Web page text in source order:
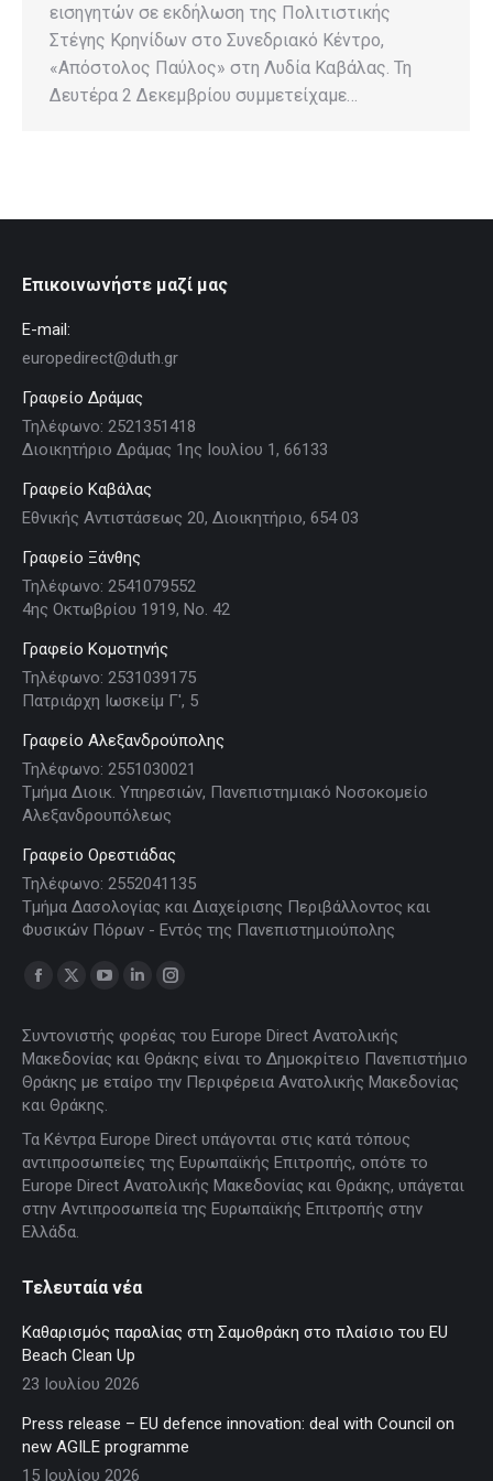
εισηγητών σε εκδήλωση της Πολιτιστικής
Στέγης Κρηνίδων στο Συνεδριακό Κέντρο,
«Απόστολος Παύλος» στη Λυδία Καβάλας. Τη
Δευτέρα 2 Δεκεμβρίου συμμετείχαμε…
Επικοινωνήστε μαζί μας
E-mail:
europedirect@duth.gr
Γραφείο Δράμας
Τηλέφωνο: 2521351418
Διοικητήριο Δράμας 1ης Ιουλίου 1, 66133
Γραφείο Καβάλας
Εθνικής Αντιστάσεως 20, Διοικητήριο, 654 03
Γραφείο Ξάνθης
Τηλέφωνο: 2541079552
4ης Οκτωβρίου 1919, Νο. 42
Γραφείο Κομοτηνής
Τηλέφωνο: 2531039175
Πατριάρχη Ιωσκείμ Γ', 5
Γραφείο Αλεξανδρούπολης
Τηλέφωνο: 2551030021
Τμήμα Διοικ. Υπηρεσιών, Πανεπιστημιακό Νοσοκομείο
Αλεξανδρουπόλεως
Γραφείο Ορεστιάδας
Τηλέφωνο: 2552041135
Τμήμα Δασολογίας και Διαχείρισης Περιβάλλοντος και
Φυσικών Πόρων - Εντός της Πανεπιστημιούπολης
Find us on:
Facebook
opens
in
new
window
X
opens
new
window
YouTube
opens
in
new
window
Linkedin
opens
window
Instagram
opens
window
Συντονιστής φορέας του Europe Direct Ανατολικής
Μακεδονίας και Θράκης είναι το Δημοκρίτειο Πανεπιστήμιο
Θράκης με εταίρο την Περιφέρεια Ανατολικής Μακεδονίας
και Θράκης.
Τα Κέντρα Europe Direct υπάγονται στις κατά τόπους
αντιπροσωπείες της Ευρωπαϊκής Επιτροπής, οπότε το
Europe Direct Ανατολικής Μακεδονίας και Θράκης, υπάγεται
στην Αντιπροσωπεία της Ευρωπαϊκής Επιτροπής στην
Ελλάδα.
Τελευταία νέα
Καθαρισμός παραλίας στη Σαμοθράκη στο πλαίσιο του EU
Beach Clean Up
23 Ιουλίου 2026
Press release – EU defence innovation: deal with Council on
new AGILE programme
15 Ιουλίου 2026